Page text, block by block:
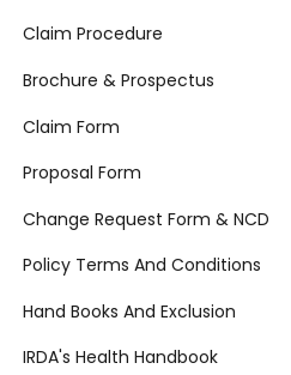
Claim Procedure
Brochure & Prospectus
Claim Form
Proposal Form
Change Request Form & NCD
Policy Terms And Conditions
Hand Books And Exclusion
IRDA's Health Handbook